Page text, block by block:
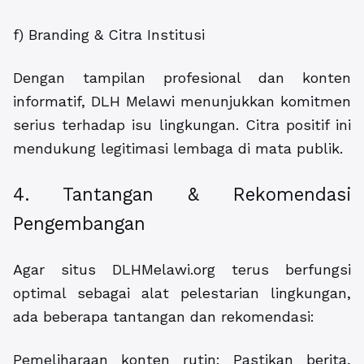
f) Branding & Citra Institusi
Dengan tampilan profesional dan konten
informatif, DLH Melawi menunjukkan komitmen
serius terhadap isu lingkungan. Citra positif ini
mendukung legitimasi lembaga di mata publik.
4. Tantangan & Rekomendasi
Pengembangan
Agar situs DLHMelawi.org terus berfungsi
optimal sebagai alat pelestarian lingkungan,
ada beberapa tantangan dan rekomendasi:
Pemeliharaan konten rutin: Pastikan berita,